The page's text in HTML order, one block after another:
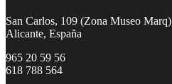
San Carlos, 109 (Zona Museo Marq)
Alicante, España
965 20 59 56
618 788 564